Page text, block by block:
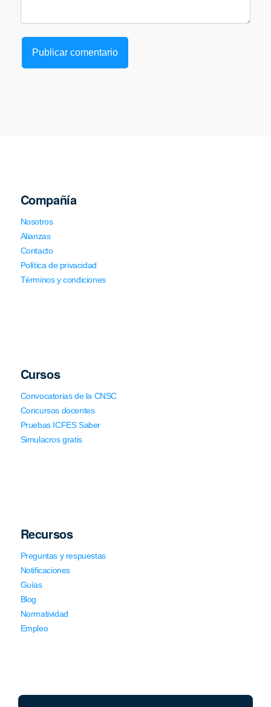
Compañía
Nosotros
Alianzas
Contacto
Política de privacidad
Términos y condiciones
Cursos
Convocatorias de la CNSC
Concursos docentes
Pruebas ICFES Saber
Simulacros gratis
Recursos
Preguntas y respuestas
Notificaciones
Guías
Blog
Normatividad
Empleo